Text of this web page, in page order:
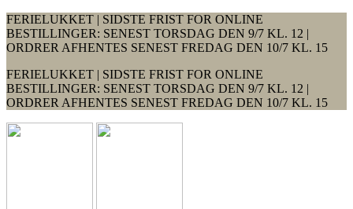
FERIELUKKET | SIDSTE FRIST FOR ONLINE
BESTILLINGER: SENEST TORSDAG DEN 9/7 KL. 12 |
ORDRER AFHENTES SENEST FREDAG DEN 10/7 KL. 15
FERIELUKKET | SIDSTE FRIST FOR ONLINE
BESTILLINGER: SENEST TORSDAG DEN 9/7 KL. 12 |
ORDRER AFHENTES SENEST FREDAG DEN 10/7 KL. 15